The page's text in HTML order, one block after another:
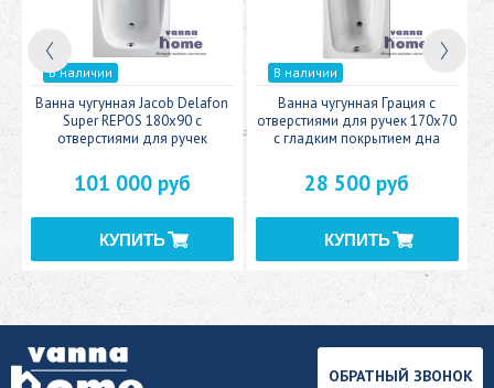
В наличии
Ванна чугунная Jacob Delafon
Super REPOS 180х90 с
отверстиями для ручек
101 000 руб
В наличии
Ванна чугунная Грация с
отверстиями для ручек 170х70
с гладким покрытием дна
28 500 руб
ОБРАТНЫЙ ЗВОНОК